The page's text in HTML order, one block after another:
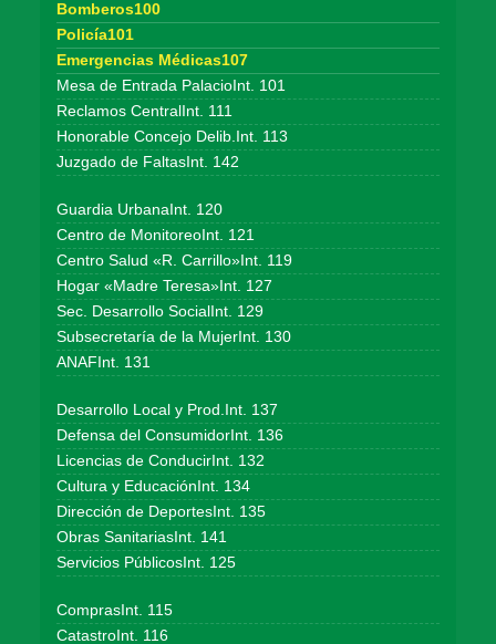
Bomberos100
Policía101
Emergencias Médicas107
Mesa de Entrada PalacioInt. 101
Reclamos CentralInt. 111
Honorable Concejo Delib.Int. 113
Juzgado de FaltasInt. 142
Guardia UrbanaInt. 120
Centro de MonitoreoInt. 121
Centro Salud «R. Carrillo»Int. 119
Hogar «Madre Teresa»Int. 127
Sec. Desarrollo SocialInt. 129
Subsecretaría de la MujerInt. 130
ANAFInt. 131
Desarrollo Local y Prod.Int. 137
Defensa del ConsumidorInt. 136
Licencias de ConducirInt. 132
Cultura y EducaciónInt. 134
Dirección de DeportesInt. 135
Obras SanitariasInt. 141
Servicios PúblicosInt. 125
ComprasInt. 115
CatastroInt. 116